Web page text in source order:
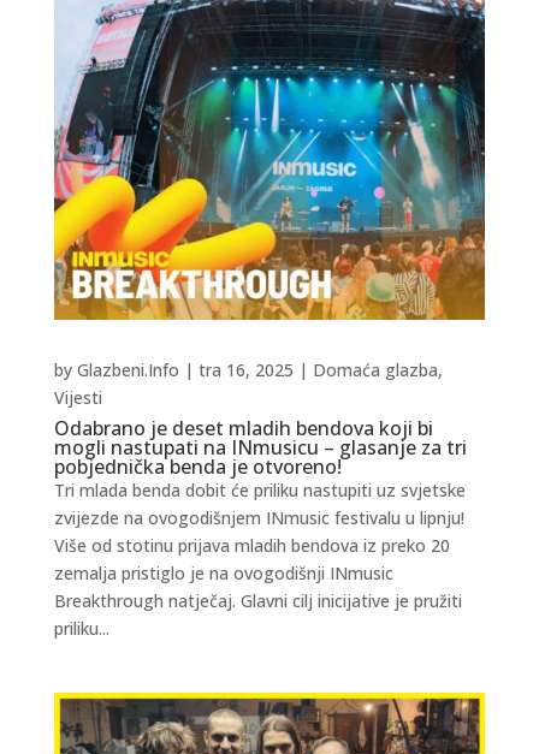
Odabrano je deset mladih bendova koji bi
mogli nastupati na INmusicu – glasanje za tri
pobjednička benda je otvoreno!
by Glazbeni.Info | tra 16, 2025 | Domaća glazba,
Vijesti
Tri mlada benda dobit će priliku nastupiti uz svjetske
zvijezde na ovogodišnjem INmusic festivalu u lipnju!
Više od stotinu prijava mladih bendova iz preko 20
zemalja pristiglo je na ovogodišnji INmusic
Breakthrough natječaj. Glavni cilj inicijative je pružiti
priliku...